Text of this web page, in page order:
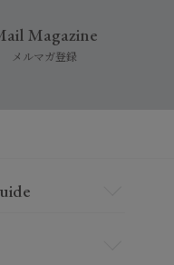
Magazine
メルマガ登録